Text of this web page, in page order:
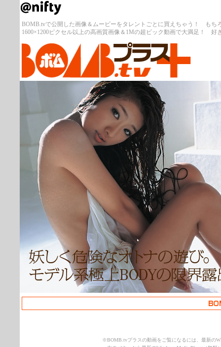
BOMB.tvで公開した画像＆ムービーをタレントごとに買えちゃう！ もち
1600×1200ピクセル以上の高画質画像＆1Mの超ビック動画で大満足！ 好
※BOMB.tvプラスの動画をご覧になるには、最新の